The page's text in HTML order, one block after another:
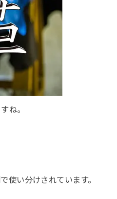
ね。
使い分けされています。